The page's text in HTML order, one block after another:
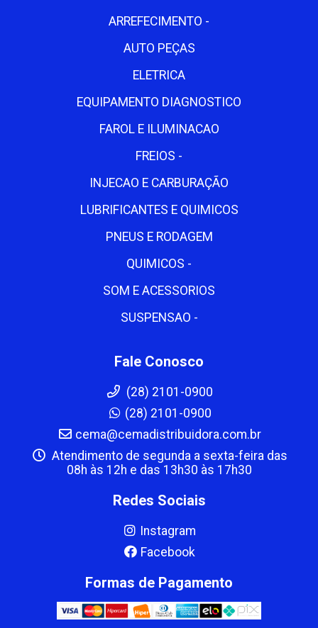
ARREFECIMENTO -
AUTO PEÇAS
ELETRICA
EQUIPAMENTO DIAGNOSTICO
FAROL E ILUMINACAO
FREIOS -
INJECAO E CARBURAÇÃO
LUBRIFICANTES E QUIMICOS
PNEUS E RODAGEM
QUIMICOS -
SOM E ACESSORIOS
SUSPENSAO -
Fale Conosco
(28) 2101-0900
(28) 2101-0900
cema@cemadistribuidora.com.br
Atendimento de segunda a sexta-feira das
08h às 12h e das 13h30 às 17h30
Redes Sociais
Instagram
Facebook
Formas de Pagamento